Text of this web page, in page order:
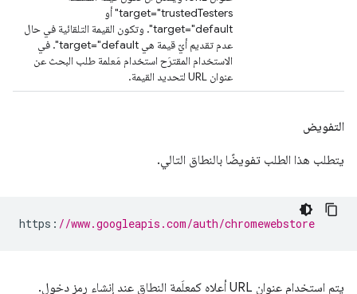
target="trustedTesters" أو
target="default". وتكون القيمة التلقائية في حال
عدم تقديم أيّ قيمة هي target="default". في
الاستخدام المقترَح استخدام مَعلمة طلب البحث عن
عنوان URL لتحديد القيمة.
التفويض
يتطلب هذا الطلب تفويضًا بالنطاق التالي.
https : //www.googleapis.com/auth/chromewebstore
يتم استخدام عنوان URL أعلاه كمعلَمة النطاق عند إنشاء رمز دخول.